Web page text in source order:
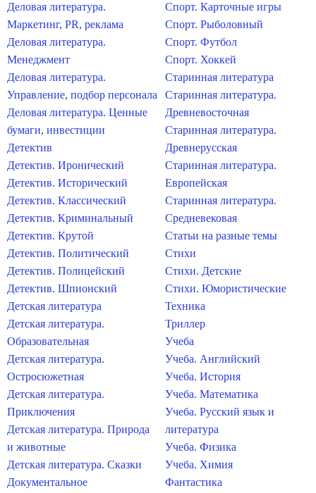
Деловая литература.
Маркетинг, PR, реклама
Деловая литература.
Менеджмент
Деловая литература.
Управление, подбор персонала
Деловая литература. Ценные
бумаги, инвестиции
Детектив
Детектив. Иронический
Детектив. Исторический
Детектив. Классический
Детектив. Криминальный
Детектив. Крутой
Детектив. Политический
Детектив. Полицейский
Детектив. Шпионский
Детская литература
Детская литература.
Образовательная
Детская литература.
Остросюжетная
Детская литература.
Приключения
Детская литература. Природа
и животные
Детская литература. Сказки
Документальное
Спорт. Карточные игры
Спорт. Рыболовный
Спорт. Футбол
Спорт. Хоккей
Старинная литература
Старинная литература.
Древневосточная
Старинная литература.
Древнерусская
Старинная литература.
Европейская
Старинная литература.
Средневековая
Статьи на разные темы
Стихи
Стихи. Детские
Стихи. Юмористические
Техника
Триллер
Учеба
Учеба. Английский
Учеба. История
Учеба. Математика
Учеба. Русский язык и
литература
Учеба. Физика
Учеба. Химия
Фантастика